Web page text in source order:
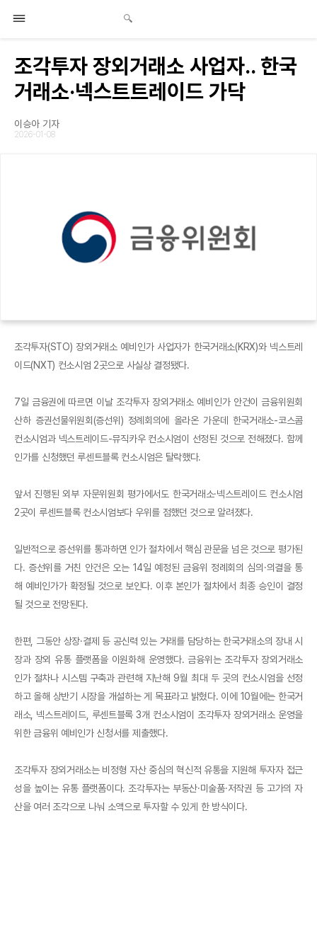
조각투자 장외거래소 사업자.. 한국
거래소·넥스트트레이드 가닥
이승아 기자
2026-01-08
조각투자(STO) 장외거래소 예비인가 사업자가 한국거래소(KRX)와 넥스트레
이드(NXT) 컨소시엄 2곳으로 사실상 결정됐다.
7일 금융권에 따르면 이날 조각투자 장외거래소 예비인가 안건이 금융위원회
산하 증권선물위원회(증선위) 정례회의에 올라온 가운데 한국거래소-코스콤
컨소시엄과 넥스트레이드-뮤직카우 컨소시엄이 선정된 것으로 전해졌다. 함께
인가를 신청했던 루센트블록 컨소시엄은 탈락했다.
앞서 진행된 외부 자문위원회 평가에서도 한국거래소·넥스트레이드 컨소시엄
2곳이 루센트블록 컨소시엄보다 우위를 점했던 것으로 알려졌다.
일반적으로 증선위를 통과하면 인가 절차에서 핵심 관문을 넘은 것으로 평가된
다. 증선위를 거친 안건은 오는 14일 예정된 금융위 정례회의 심의·의결을 통
해 예비인가가 확정될 것으로 보인다. 이후 본인가 절차에서 최종 승인이 결정
될 것으로 전망된다.
한편, 그동안 상장·결제 등 공신력 있는 거래를 담당하는 한국거래소의 장내 시
장과 장외 유통 플랫폼을 이원화해 운영했다. 금융위는 조각투자 장외거래소
인가 절차나 시스템 구축과 관련해 지난해 9월 최대 두 곳의 컨소시엄을 선정
하고 올해 상반기 시장을 개설하는 게 목표라고 밝혔다. 이에 10월에는 한국거
래소, 넥스트레이드, 루센트블록 3개 컨소시엄이 조각투자 장외거래소 운영을
위한 금융위 예비인가 신청서를 제출했다.
조각투자 장외거래소는 비정형 자산 중심의 혁신적 유통을 지원해 투자자 접근
성을 높이는 유통 플랫폼이다. 조각투자는 부동산·미술품·저작권 등 고가의 자
산을 여러 조각으로 나눠 소액으로 투자할 수 있게 한 방식이다.